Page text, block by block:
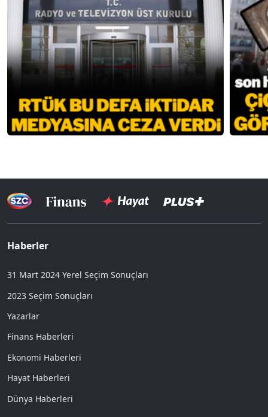
Haberler
31 Mart 2024 Yerel Seçim Sonuçları
2023 Seçim Sonuçları
Yazarlar
Finans Haberleri
Ekonomi Haberleri
Hayat Haberleri
Dünya Haberleri